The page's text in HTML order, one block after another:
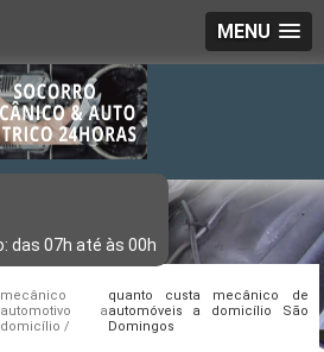
MENU
mecânico
automotivo a
domicílio
quanto custa mecânico de
automóveis a domicílio São
Domingos